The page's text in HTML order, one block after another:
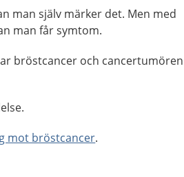
man själv märker det. Men med
man får symtom.
bröstcancer och cancertumören
mot bröstcancer.